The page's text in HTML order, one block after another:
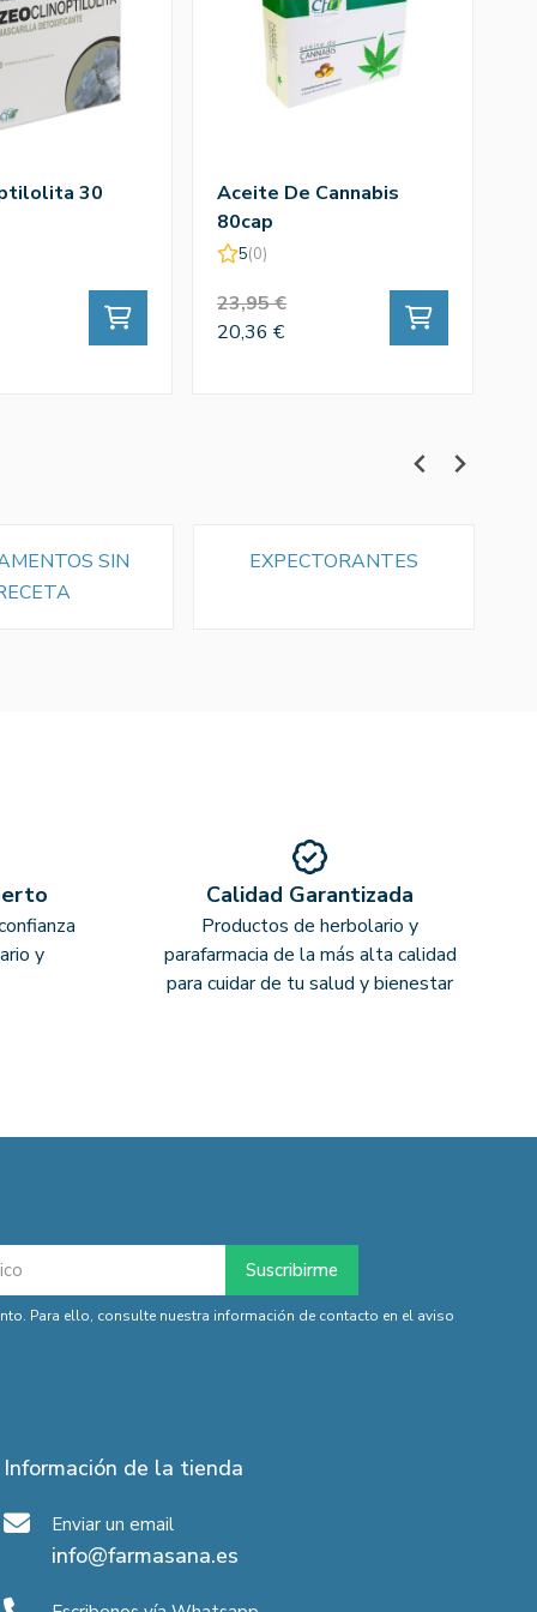
30
Aceite De Cannabis
80cap
5(0)
23,95 €
20,36 €
SIN
EXPECTORANTES
y
Calidad Garantizada
Productos de herbolario y
parafarmacia de la más alta calidad
para cuidar de tu salud y bienestar
Para ello, consulte nuestra información de contacto en el aviso
Información de la tienda
Enviar un email
info@farmasana.es